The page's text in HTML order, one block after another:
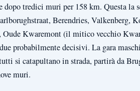
tredici muri per 158 km. Questa la
Berendries, Valkenberg,
Oude Kwaremont (il mitico vecchio
probabilmente decisivi. La gara
si catapultano in strada, partirà da
muri.